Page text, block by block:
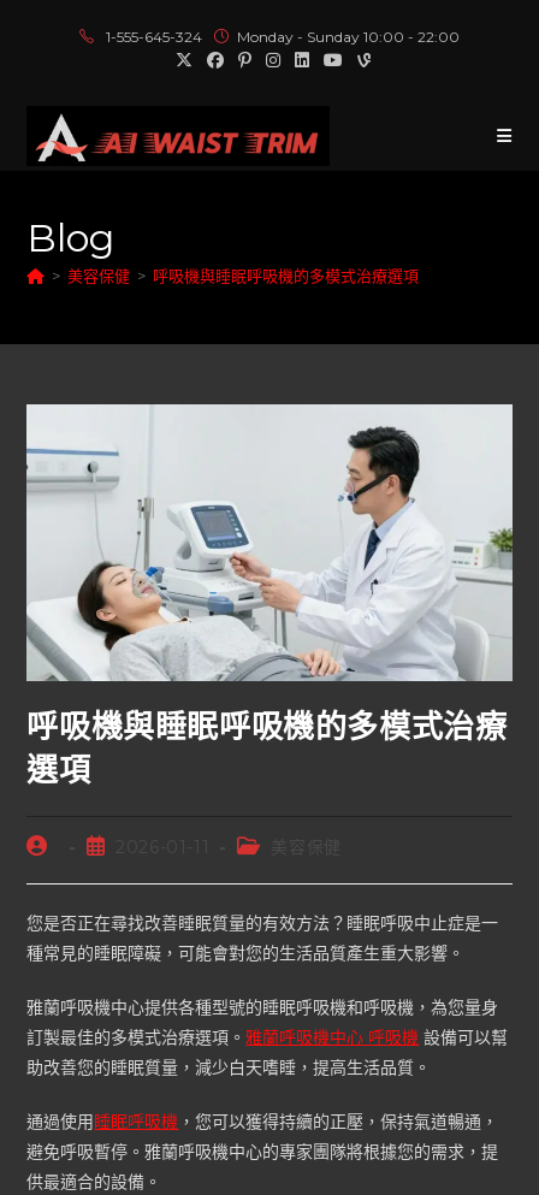
1-555-645-324 Monday - Sunday 10:00 - 22:00
Blog
> 美容保健 > 呼吸機與睡眠呼吸機的多模式治療選項
呼吸機與睡眠呼吸機的多模式治療
選項
您是否正在尋找改善睡眠質量的有效方法？睡眠呼吸中止症是一
種常見的睡眠障礙，可能會對您的生活品質產生重大影響。
雅蘭呼吸機中心提供各種型號的睡眠呼吸機和呼吸機，為您量身
訂製最佳的多模式治療選項。雅蘭呼吸機中心 呼吸機 設備可以幫
助改善您的睡眠質量，減少白天嗜睡，提高生活品質。
通過使用 睡眠呼吸機 ，您可以獲得持續的正壓，保持氣道暢通，
避免呼吸暫停。雅蘭呼吸機中心的專家團隊將根據您的需求，提
供最適合的設備。